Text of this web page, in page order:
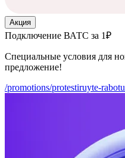
Акция
Подключение ВАТС за 1₽
Специальные условия для
предложение!
/promotions/protestiruyte-